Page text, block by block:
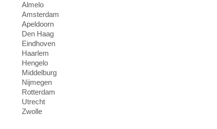
Almelo
Amsterdam
Apeldoorn
Den Haag
Eindhoven
Haarlem
Hengelo
Middelburg
Nijmegen
Rotterdam
Utrecht
Zwolle